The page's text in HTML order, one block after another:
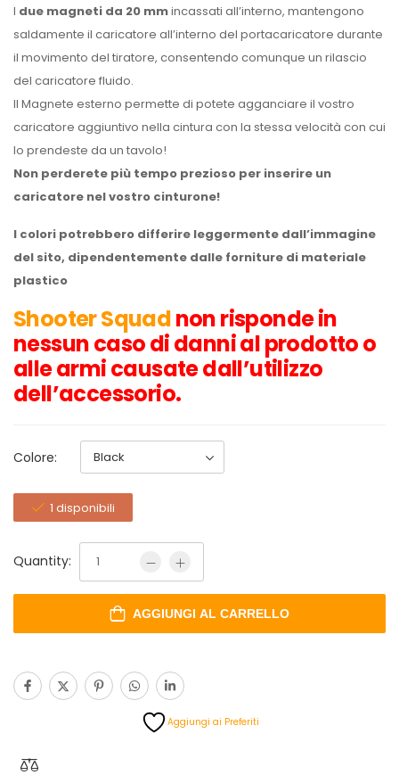
I due magneti da 20 mmincassati all’interno, mantengono
saldamente il caricatore all’interno del portacaricatore durante
il movimento del tiratore, consentendo comunque un rilascio
del caricatore fluido.
Il Magnete esterno permette di potete agganciare il vostro
caricatore aggiuntivo nella cintura con la stessa velocità con cui
lo prendeste da un tavolo!
Non perderete più tempo prezioso per inserire un
caricatore nel vostro cinturone!
I colori potrebbero differire leggermente dall’immagine
del sito, dipendentemente dalle forniture di materiale
plastico
Shooter Squadnon risponde in
nessun caso di danni al prodotto o
alle armi causate dall’utilizzo
dell’accessorio.
Colore:
1 disponibili
Quantity:
AGGIUNGI AL CARRELLO
Aggiungi ai Preferiti